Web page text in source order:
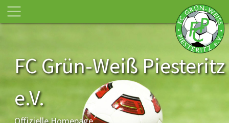
FC Grün-Weiß Piesteritz
e.V.